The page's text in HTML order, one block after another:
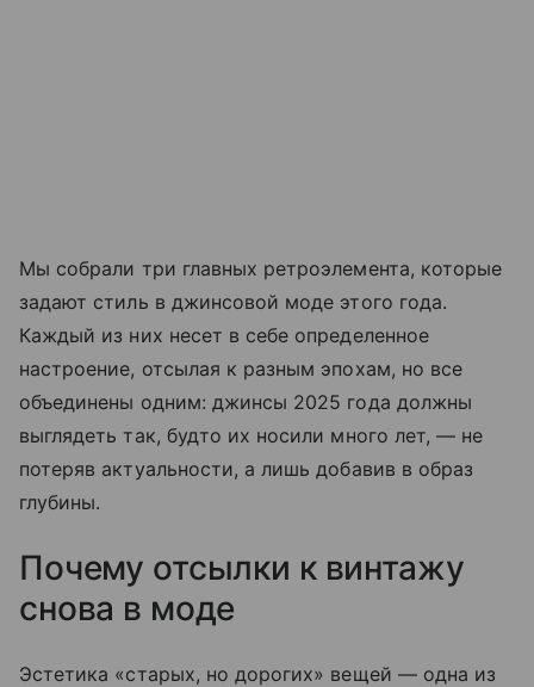
Мы собрали три главных ретроэлемента, которые
задают стиль в джинсовой моде этого года.
Каждый из них несет в себе определенное
настроение, отсылая к разным эпохам, но все
объединены одним: джинсы 2025 года должны
выглядеть так, будто их носили много лет, — не
потеряв актуальности, а лишь добавив в образ
глубины.
Почему отсылки к винтажу
снова в моде
Эстетика «старых, но дорогих» вещей — одна из